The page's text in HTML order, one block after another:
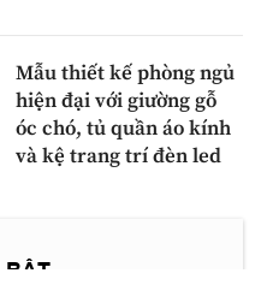
Mẫu thiết kế phòng ngủ
hiện đại với giường gỗ
óc chó, tủ quần áo kính
và kệ trang trí đèn led
BẬT